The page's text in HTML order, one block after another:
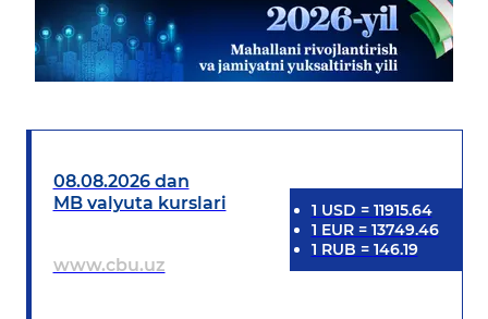
08.08.2026 dan
MB valyuta kurslari
www.cbu.uz
1 USD = 11915.64
1 EUR= 13749.46
1 RUB = 146.19